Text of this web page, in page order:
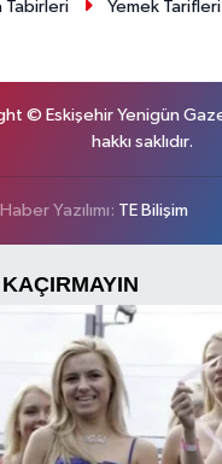
Tabirleri Yemek Tarifleri
© Eskişehir Yenigün
hakkı saklıdır.
Haber Yazılımı: TE Bilişim